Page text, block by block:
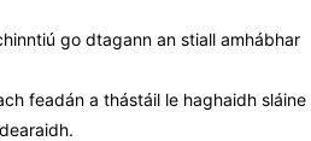
go dtagann an stiall amhábhar
feadán a thástáil le haghaidh sláine